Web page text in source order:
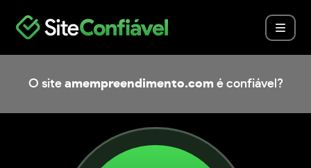
O site amempreendimento.com é confiável?